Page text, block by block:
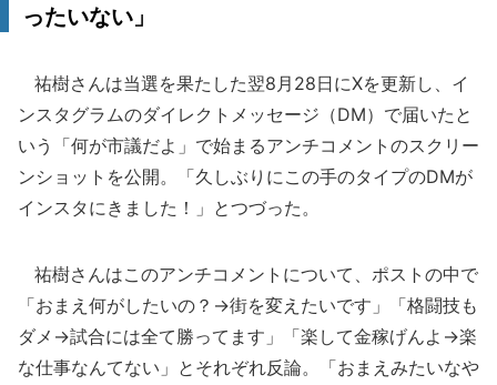
ったいない」
祐樹さんは当選を果たした翌8月28日にXを更新し、イ
ンスタグラムのダイレクトメッセージ（DM）で届いたと
いう「何が市議だよ」で始まるアンチコメントのスクリー
ンショットを公開。「久しぶりにこの手のタイプのDMが
インスタにきました！」とつづった。
祐樹さんはこのアンチコメントについて、ポストの中で
「おまえ何がしたいの？→街を変えたいです」「格闘技も
ダメ→試合には全て勝ってます」「楽して金稼げんよ→楽
な仕事なんてない」とそれぞれ反論。「おまえみたいなや